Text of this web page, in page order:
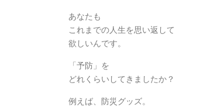
あなたも
これまでの人生を思い返して
欲しいんです。
「予防」を
どれくらいしてきましたか？
例えば、防災グッズ。